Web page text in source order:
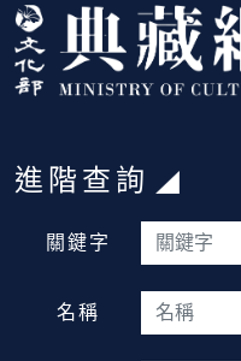
跳到主要內容
:::
:::
進階查詢
關鍵字
名稱